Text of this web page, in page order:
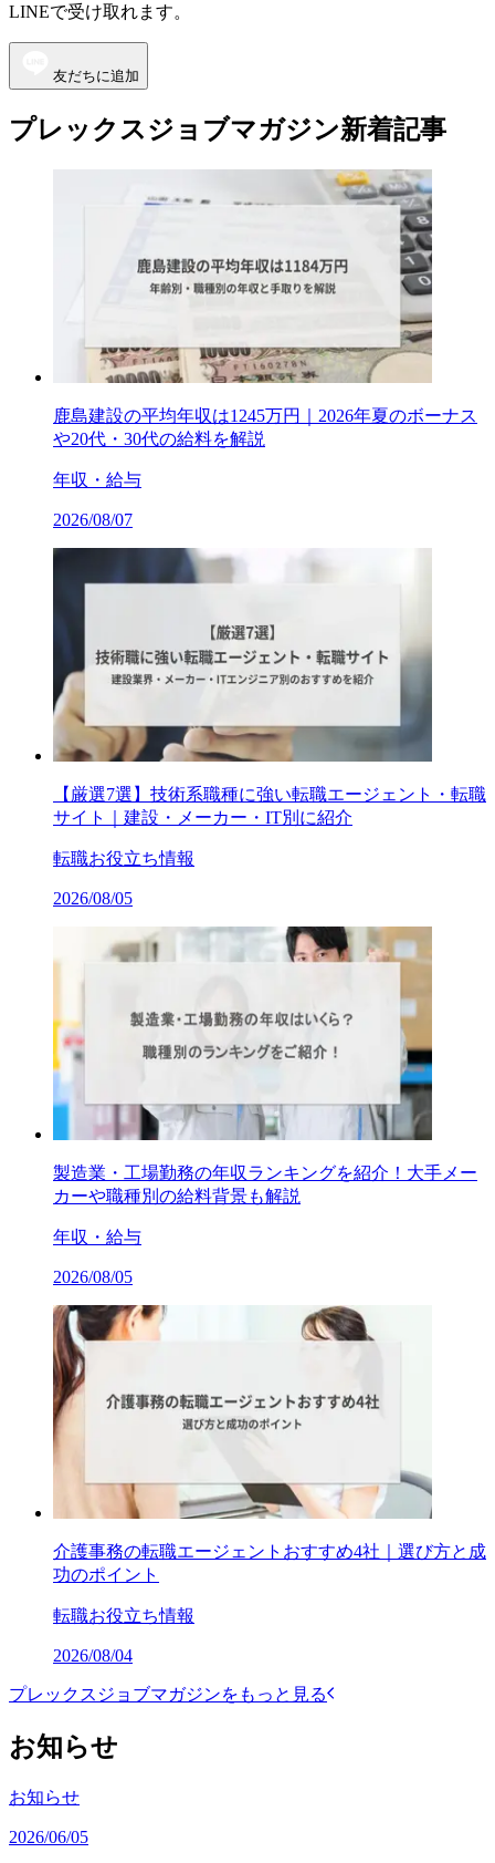
LINEで受け取れます。
友だちに追加
プレックスジョブマガジン新着記事
鹿島建設の平均年収は1245万円｜2026年夏のボーナス
や20代・30代の給料を解説
年収・給与
2026/08/07
【厳選7選】技術系職種に強い転職エージェント・転職
サイト｜建設・メーカー・IT別に紹介
転職お役立ち情報
2026/08/05
製造業・工場勤務の年収ランキングを紹介！大手メー
カーや職種別の給料背景も解説
年収・給与
2026/08/05
介護事務の転職エージェントおすすめ4社｜選び方と成
功のポイント
転職お役立ち情報
2026/08/04
プレックスジョブマガジンをもっと見る
お知らせ
お知らせ
2026/06/05